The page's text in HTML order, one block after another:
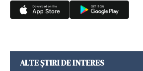
ALTE ȘTIRI DE INTERES